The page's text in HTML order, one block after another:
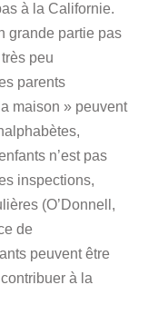
à la Californie.
grande partie pas
peu
parents
maison » peuvent
n’est pas
inspections,
(O’Donnell,
de
peuvent être
à la